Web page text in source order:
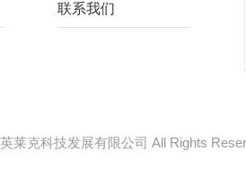
联系我们
莱克科技发展有限公司 All Rights